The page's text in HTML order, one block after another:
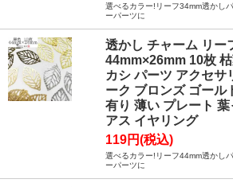
選べるカラー!リーフ34mm透かし
ーパーツに
透かし チャーム リー
44mm×26mm 10枚
カシ パーツ アクセサ
ーク ブロンズ ゴール
有り 薄い プレート
アス イヤリング
119円(税込)
選べるカラー!リーフ44mm透かし
ーパーツに